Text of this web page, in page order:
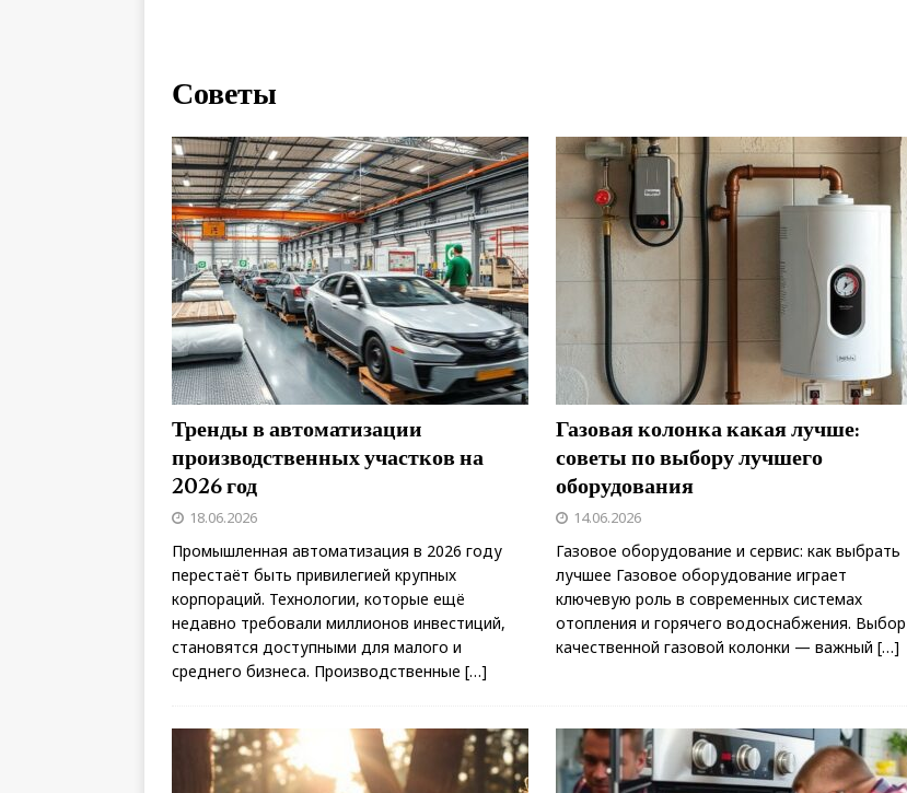
Советы
Тренды в автоматизации
производственных участков на
2026 год
18.06.2026
Промышленная автоматизация в 2026 году
перестаёт быть привилегией крупных
корпораций. Технологии, которые ещё
недавно требовали миллионов инвестиций,
становятся доступными для малого и
среднего бизнеса. Производственные […]
Газовая колонка какая лучше:
советы по выбору лучшего
оборудования
14.06.2026
Газовое оборудование и сервис: как выбрать
лучшее Газовое оборудование играет
ключевую роль в современных системах
отопления и горячего водоснабжения. Выбор
качественной газовой колонки — важный […]